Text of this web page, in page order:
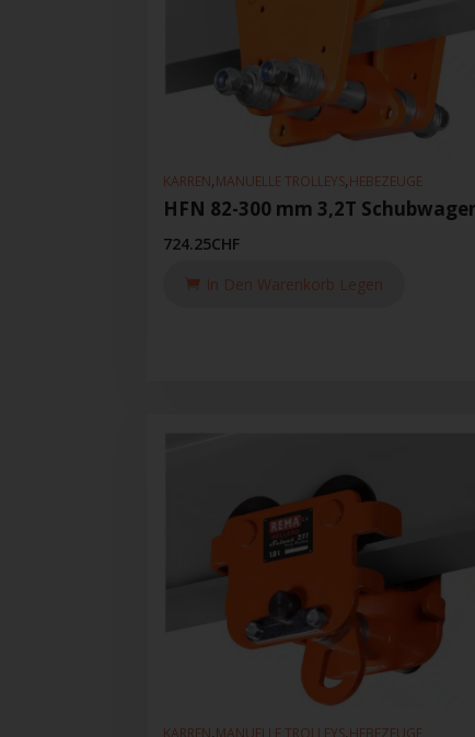
KARREN,MANUELLE TROLLEYS,HEBEZEUGE
HFN 82-300 mm 3,2T
724.25CHF
In Den Warenkorb Legen
, ,